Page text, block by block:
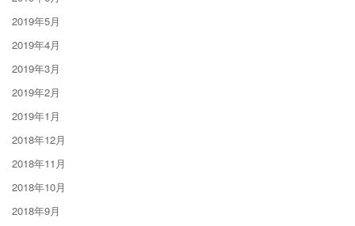
2019年5月
2019年4月
2019年3月
2019年2月
2019年1月
2018年12月
2018年11月
2018年10月
2018年9月